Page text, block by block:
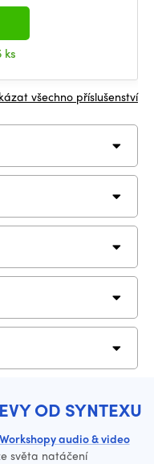
ks
všechno příslušenství
OD SYNTEXU
Workshopy audio & video
světa natáčení